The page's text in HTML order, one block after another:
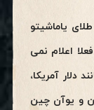
یاماشیتو
اعلام نمی
دلار آمریکا،
و یوآن چین